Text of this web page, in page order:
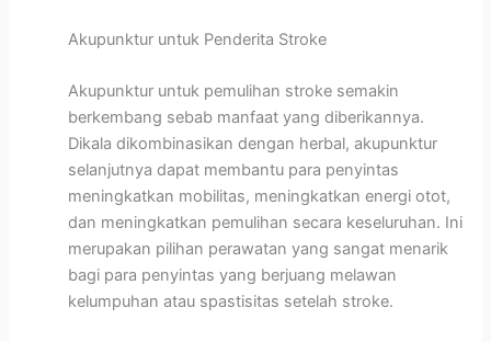
Akupunktur untuk Penderita Stroke
Akupunktur untuk pemulihan stroke semakin
berkembang sebab manfaat yang diberikannya.
Dikala dikombinasikan dengan herbal, akupunktur
selanjutnya dapat membantu para penyintas
meningkatkan mobilitas, meningkatkan energi otot,
dan meningkatkan pemulihan secara keseluruhan. Ini
merupakan pilihan perawatan yang sangat menarik
bagi para penyintas yang berjuang melawan
kelumpuhan atau spastisitas setelah stroke.